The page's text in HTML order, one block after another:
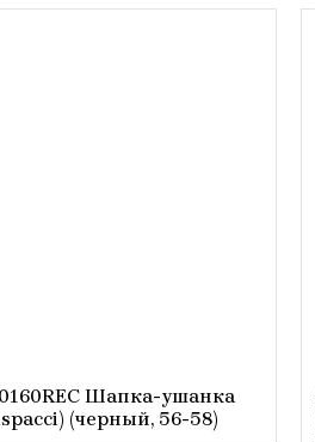
Шапка-ушанка
(черный, 56-58)